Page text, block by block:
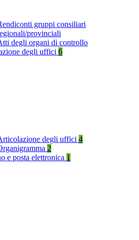
gruppi consiliari
provinciali
degli organi di controllo
degli uffici 6
degli uffici 4
2
e posta elettronica 1